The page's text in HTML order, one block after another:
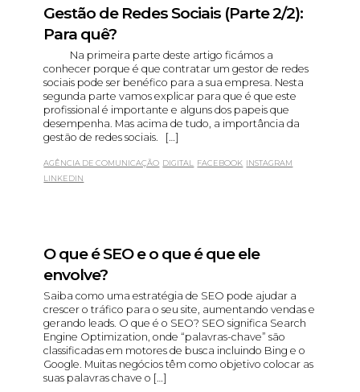
Gestão de Redes Sociais (Parte 2/2):
Para quê?
Na primeira parte deste artigo ficámos a
conhecer porque é que contratar um gestor de redes
sociais pode ser benéfico para a sua empresa. Nesta
segunda parte vamos explicar para que é que este
profissional é importante e alguns dos papeis que
desempenha. Mas acima de tudo, a importância da
gestão de redes sociais. […]
AGÊNCIA DE COMUNICAÇÃO DIGITAL FACEBOOK INSTAGRAM
LINKEDIN
O que é SEO e o que é que ele
envolve?
Saiba como uma estratégia de SEO pode ajudar a
crescer o tráfico para o seu site, aumentando vendas e
gerando leads. O que é o SEO? SEO significa Search
Engine Optimization, onde “palavras-chave” são
classificadas em motores de busca incluindo Bing e o
Google. Muitas negócios têm como objetivo colocar as
suas palavras chave o […]